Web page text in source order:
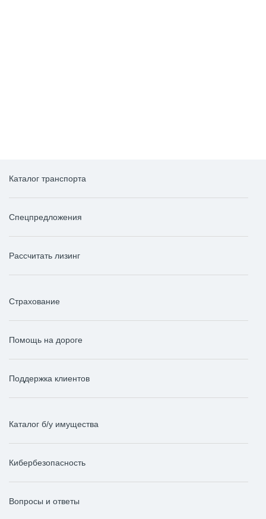
Каталог транспорта
Спецпредложения
Рассчитать лизинг
Страхование
Помощь на дороге
Поддержка клиентов
Каталог б/у имущества
Кибербезопасность
Вопросы и ответы